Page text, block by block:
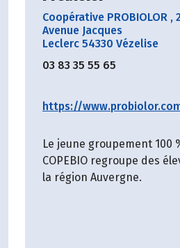
Coopérative PROBIOLOR ,
Avenue Jacques
Leclerc 54330 Vézelise
03 83 35 55 65
https://
Le jeune groupement 100
COPEBIO regroupe des
la région Auvergne.